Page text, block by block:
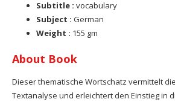
Subtitle : vocabulary
Subject : German
Weight : 155 gm
About Book
Dieser thematische Wortschatz vermittelt
Textanalyse und erleichtert den Einstieg in